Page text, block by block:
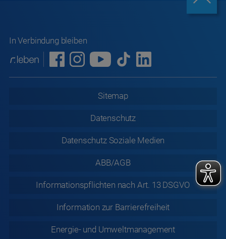
In Verbindung bleiben
Sitemap
Datenschutz
Datenschutz Soziale Medien
ABB/AGB
Informationspflichten nach Art. 13 DSGVO
Information zur Barrierefreiheit
Energie- und Umweltmanagement